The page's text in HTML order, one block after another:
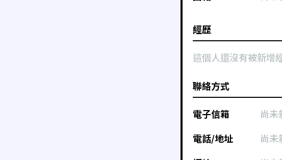
經歷
這個人還沒有被新增
聯絡方式
電子信箱
尚未
電話/地址
尚未